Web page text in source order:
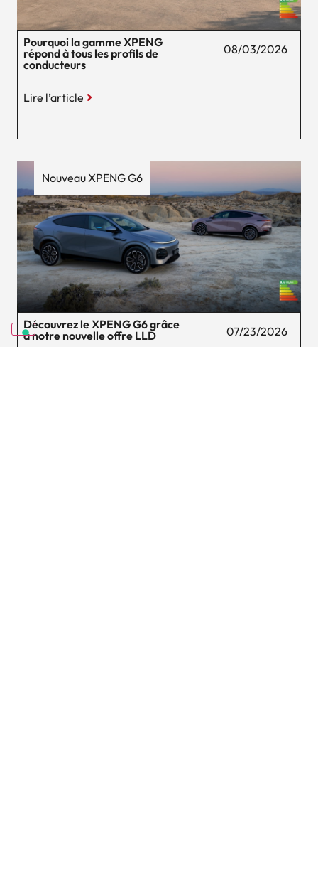
Pourquoi la gamme XPENG
répond à tous les profils de
conducteurs
08/03/2026
Lire l’article
Nouveau XPENG G6
Découvrez le XPENG G6 grâce
à notre nouvelle offre LLD
07/23/2026